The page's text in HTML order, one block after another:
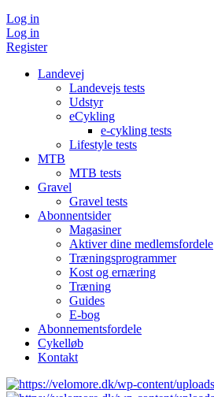
Log in
Log in
Register
Landevej
Landevejs tests
Udstyr
eCykling
e-cykling tests
Lifestyle tests
MTB
MTB tests
Gravel
Gravel tests
Abonnentsider
Magasiner
Aktiver dine medlemsfordele
Træningsprogrammer
Kost og ernæring
Træning
Guides
E-bog
Abonnementsfordele
Cykelløb
Kontakt